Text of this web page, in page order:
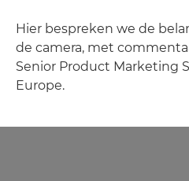
Hier bespreken we de
de camera, met
Senior Product Marketing
Europe.